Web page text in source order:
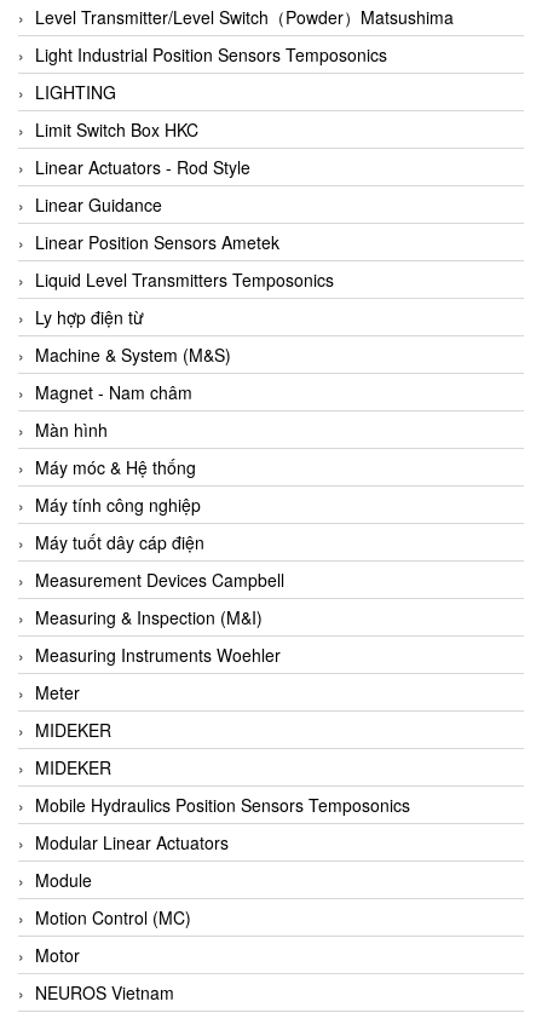
Auma
Autec
Auto Flow
Automatic valve
Aventics
Avproglobal
Axiomtek
AZBIL
B&C Electronics
B&R
Babcok wilcox
Baelz Automatic Vietnam
Bahr Modultechnik Vietnam
Balluff
BamBo Vietnam
Barel Vietnam
Barksdale
Bartec
Basco
Baumer
Baumuller Vietnam
Baykee
BBC Bircher Smart Access
BCS ITALY
BEA SENSORS
Beacon Extender
Beckhoff
Level Transmitter/Level Switch（Powder）Matsushima
Light Industrial Position Sensors Temposonics
LIGHTING
Limit Switch Box HKC
Linear Actuators - Rod Style
Linear Guidance
Linear Position Sensors Ametek
Liquid Level Transmitters Temposonics
Ly hợp điện từ
Machine & System (M&S)
Magnet - Nam châm
Màn hình
Máy móc & Hệ thống
Máy tính công nghiệp
Máy tuốt dây cáp điện
Measurement Devices Campbell
Measuring & Inspection (M&I)
Measuring Instruments Woehler
Meter
MIDEKER
MIDEKER
Mobile Hydraulics Position Sensors Temposonics
Modular Linear Actuators
Module
Motion Control (MC)
Motor
NEUROS Vietnam